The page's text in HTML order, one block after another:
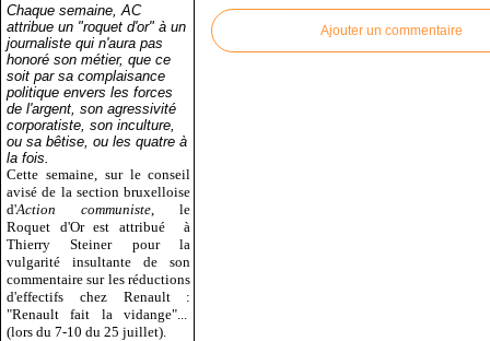
Chaque semaine, AC
attribue un "roquet d'or" à un
journaliste qui n'aura pas
honoré son métier, que ce
soit par sa complaisance
politique envers les forces
de l'argent, son agressivité
corporatiste, son inculture,
ou sa bêtise, ou les quatre à
la fois.
Cette semaine, sur le conseil
avisé de la section bruxelloise
d'Action communiste , le
Roquet d'Or est attribué
à
Thierry Steiner pour la
vulgarité insultante de son
commentaire sur les réductions
d'effectifs chez Renault :
"Renault fait la vidange"...
(lors du 7-10 du 25 juillet).
Ajouter un commentaire